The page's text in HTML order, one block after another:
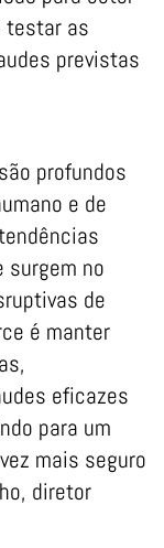
testar as
previstas
profundos
e de
surgem no
de
é manter
eficazes
para um
mais seguro
diretor